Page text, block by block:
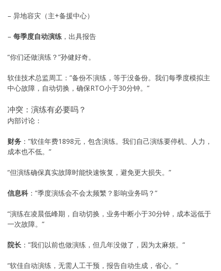
– 异地容灾（主+备援中心）
– 每季度自动演练 ，出具报告
“你们还做演练？”孙健好奇。
软佳技术总监周工：”备份不演练，等于没备份。我们每季度模拟主
中心故障，自动切换，确保RTO小于30分钟。”
冲突：演练有必要吗？
内部讨论：
财务 ：”软佳年费1898元，包含演练。我们自己演练要停机、人力，
成本也不低。”
“但演练确保真实故障时能快速恢复，避免更大损失。”
信息科 ：”季度演练会不会太频繁？影响业务吗？”
“演练在凌晨低峰期，自动切换，业务中断小于30分钟，成本远低于
一次故障。”
院长 ：”我们以前也做演练，但几年没做了，因为太麻烦。”
“软佳自动演练，无需人工干预，报告自动生成，省心。”